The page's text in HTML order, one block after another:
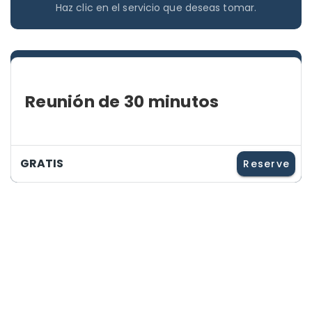
Haz clic en el servicio que deseas tomar.
Reunión de 30 minutos
GRATIS Reserve